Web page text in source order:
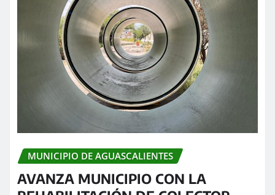
MUNICIPIO DE AGUASCALIENTES
AVANZA MUNICIPIO CON LA